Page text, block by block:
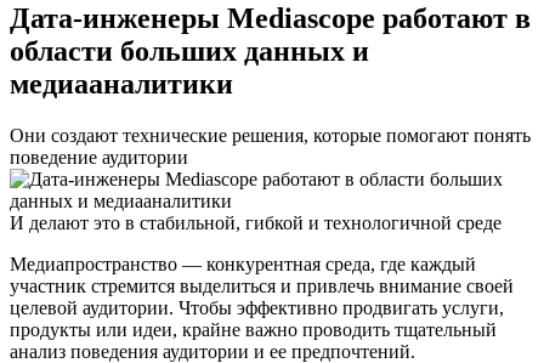
Дата-инженеры Mediascope работают в
области больших данных и
медиааналитики
Они создают технические решения, которые помогают понять
поведение аудитории
И делают это в стабильной, гибкой и технологичной среде
Медиапространство — конкурентная среда, где каждый
участник стремится выделиться и привлечь внимание своей
целевой аудитории. Чтобы эффективно продвигать услуги,
продукты или идеи, крайне важно проводить тщательный
анализ поведения аудитории и ее предпочтений.